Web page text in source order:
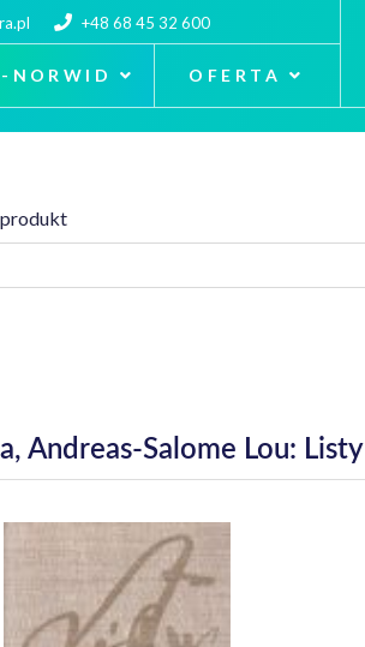
+48 68 45 32 600
NORWID OFERTA
Andreas-Salome Lou: Listy